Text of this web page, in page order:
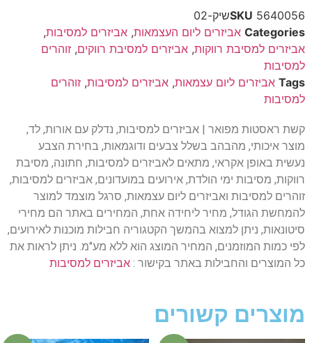
SKU 5640056שיק-02
Categories אביזרים ליום העצמאות, אביזרים למסיבות,
אביזרים למסיבת רווקות, אביזרים למסיבת רווקים, זוהרים
למסיבות
Tags אביזרים ליום עצמאות, אביזרים למסיבות, זוהרים
למסיבות
קשת ראסטות מפואר | אביזרים למסיבות, נדלק עם אורות, לד,
מוצר איכותי, מהבהב בשלל צבעים ודוגמאות, בחירת הצבע
נעשית באופן אקראי, מתאים לאביזרים למסיבות, חתונה, מסיבת
רווקות, מסיבות ימי הולדת, אירועים במועדונים, אביזרים למסיבות,
זוהרים למסיבות ואביזרים ליום עצמאות, סרגל מוצמד למוצר
להמחשת הגודל, מחיר ליחידה אחת, המחירים באתר הם מחירי
סיטונאות, ניתן למצוא בהמשך הקטגוריה חבילות מוכנות לאירועים,
לפי כמות המוזמנים, המחיר המוצג הוא ללא מע"מ. ניתן לראות את
כל המוצרים והחבילות באתר בקישור : אביזרים למסיבות
מוצרים קשורים